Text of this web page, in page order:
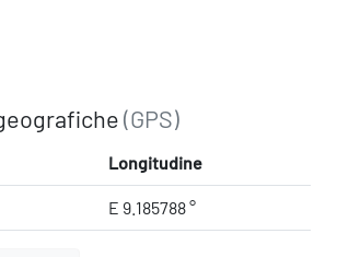
(GPS)
Longitudine
E 9.185788 °